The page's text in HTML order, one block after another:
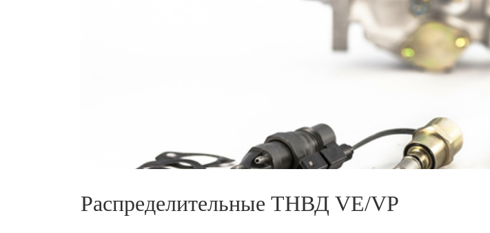
Распределительные ТНВД VE/VP